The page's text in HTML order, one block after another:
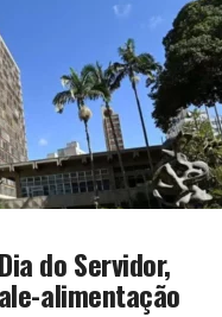
do Servidor,
alimentação